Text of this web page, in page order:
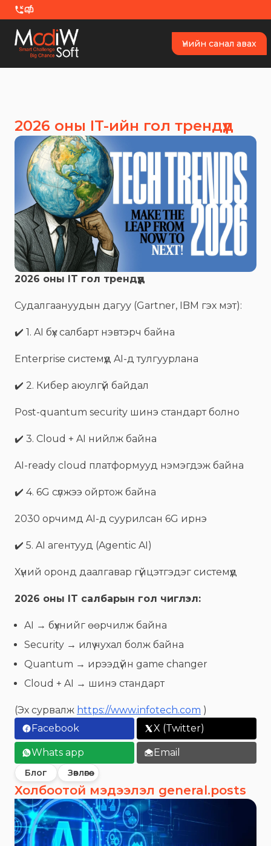
Skip to content
Үнийн санал авах
2026 оны IT-ийн гол трендүүд
2026 оны IT гол трендүүд
Судалгаануудын дагуу (Gartner, IBM гэх мэт):
✔️ 1. AI бүх салбарт нэвтэрч байна
Enterprise системүүд AI-д тулгуурлана
✔️ 2. Кибер аюулгүй байдал
Post-quantum security шинэ стандарт болно
✔️ 3. Cloud + AI нийлж байна
AI-ready cloud платформууд нэмэгдэж байна
✔️ 4. 6G сүлжээ ойртож байна
2030 орчимд AI-д суурилсан 6G ирнэ
✔️ 5. AI агентууд (Agentic AI)
Хүний оронд даалгавар гүйцэтгэдэг системүүд
2026 оны IT салбарын гол чиглэл:
AI → бүхнийг өөрчилж байна
Security → илүү чухал болж байна
Quantum → ирээдүйн game changer
Cloud + AI → шинэ стандарт
(Эх сурвалж https://www.infotech.com )
Facebook
X (Twitter)
Whats app Email
Блог Зөвлөгөө
Холбоотой мэдээлэл general.posts